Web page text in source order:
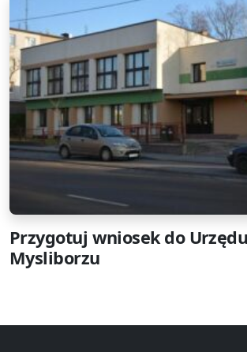
Przygotuj wniosek do
Mysliborzu